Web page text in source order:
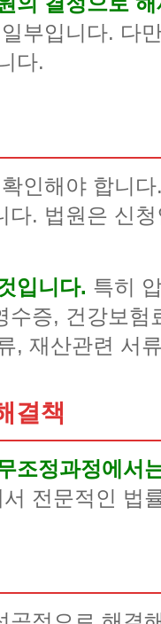
부입니다. 다
다.
인해야 합니
. 법원은 신
입니다. 특히
증, 건강보
, 재산관련 서
결책
조정과정에서
전문적인 법